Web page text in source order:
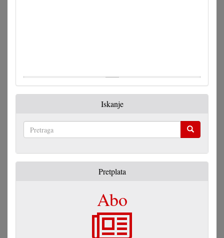
Iskanje
Pretplata
Abo